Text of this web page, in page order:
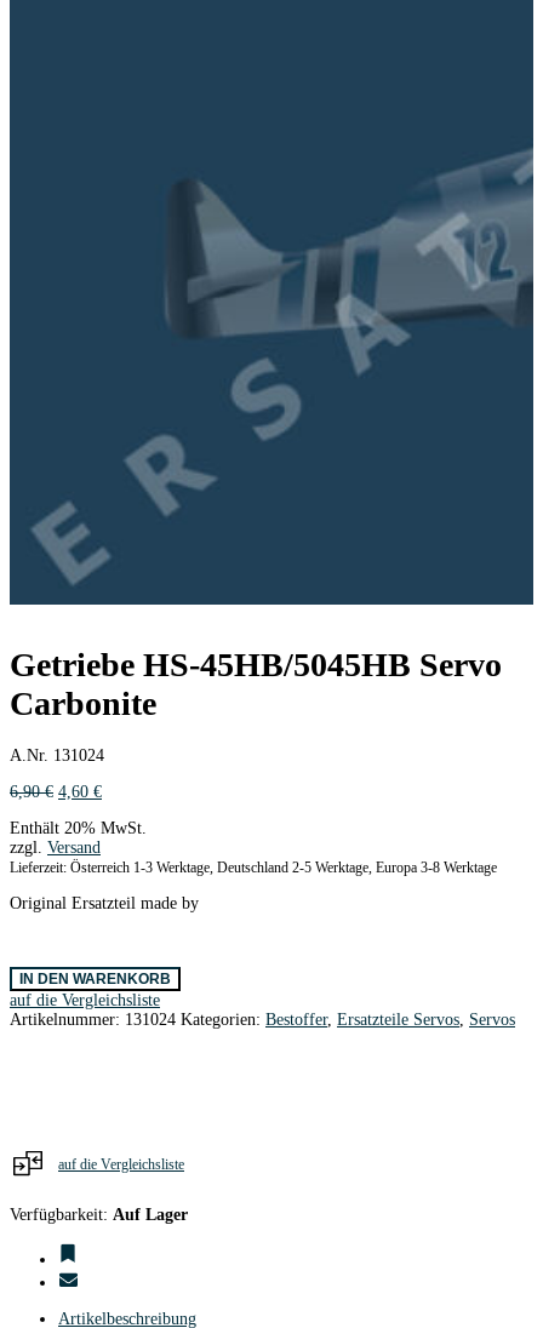
Getriebe HS-45HB/5045HB Servo
Carbonite
A.Nr. 131024
6,90€ Ursprünglicher
war:
6,90 €
4,60 €Aktueller
ist:
Enthält 20% MwSt.
zzgl. Versand
Lieferzeit: Österreich 1-3 Werktage, Deutschland 2-5 Werktage, Europa 3-8 Werktage
Original Ersatzteil made by
Getriebe
HS-
45HB/5045HB
IN DEN WARENKORB
auf die Vergleichsliste
Artikelnummer: 131024 Kategorien: Bestoffer, Ersatzteile Servos Servos
auf die Vergleichsliste
Verfügbarkeit: Auf Lager
Artikelbeschreibung